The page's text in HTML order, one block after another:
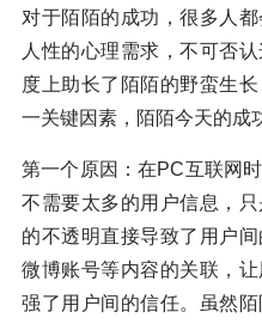
对于陌陌的成功，很多人
人性的心理需求，不可否
度上助长了陌陌的野蛮生
一关键因素，陌陌今天的成
第一个原因：在PC互联网
不需要太多的用户信息，
的不透明直接导致了用户
微博账号等内容的关联，
强了用户间的信任。虽然